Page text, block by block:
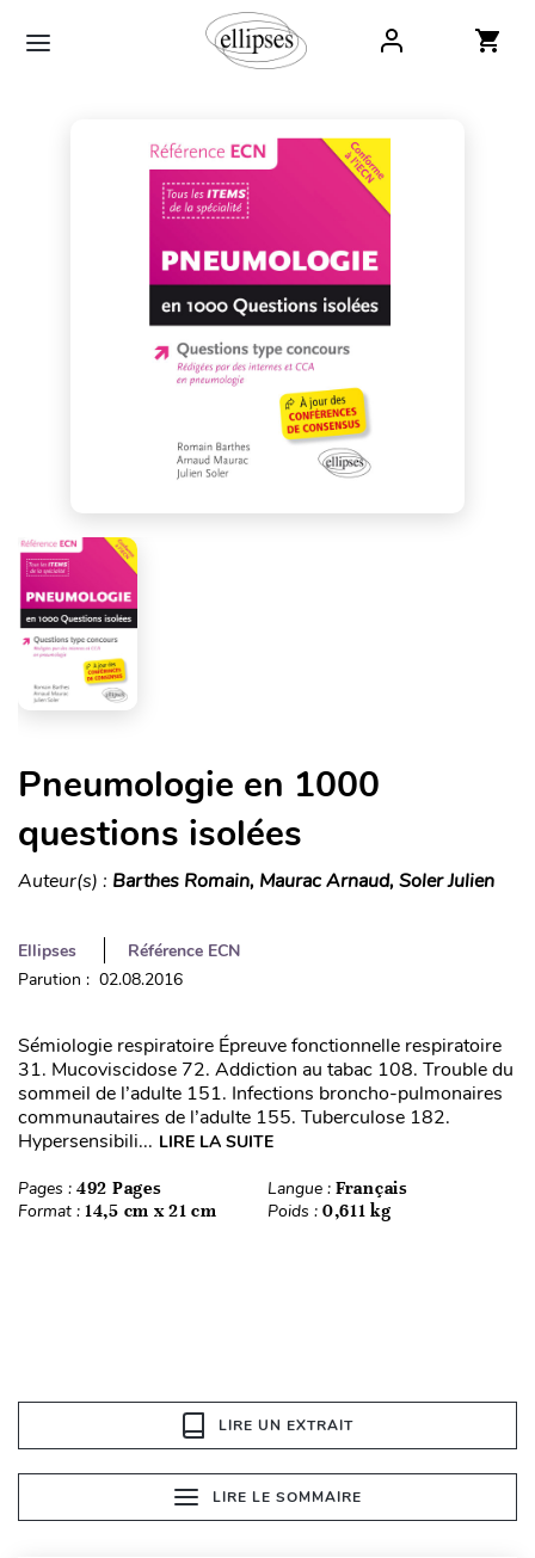
Pneumologie en 1000
questions isolées
Auteur(s) : Barthes Romain, Maurac Arnaud, Soler Julien
Ellipses
Référence ECN
Parution : 02.08.2016
Sémiologie respiratoire Épreuve fonctionnelle respiratoire
31. Mucoviscidose 72. Addiction au tabac 108. Trouble du
sommeil de l’adulte 151. Infections broncho-pulmonaires
communautaires de l’adulte 155. Tuberculose 182.
Hypersensibili... LIRE LA SUITE
Pages : 492 Pages Langue : Français
Format : 14,5 cm x 21 cm Poids : 0,611 kg
LIRE UN EXTRAIT
LIRE LE SOMMAIRE